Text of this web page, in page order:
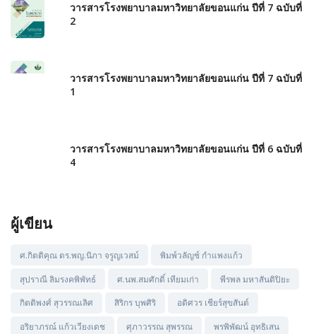
วารสารโรงพยาบาลมหาวิทยาลัยขอนแก่น ปีที่ 7 ฉบับที่
2
วารสารโรงพยาบาลมหาวิทยาลัยขอนแก่น ปีที่ 7 ฉบับที่
1
วารสารโรงพยาบาลมหาวิทยาลัยขอนแก่น ปีที่ 6 ฉบับที่
4
ผู้เขียน
ศ.กิตติคุณ ดร.พญ.นิภา จรูญเวสม์
พิมพ์วลัญช์ กำแพงแก้ว
สุปราณี ลิมรงคพิพัทธ์
ศ.นพ.สมศักดิ์ เทียมเก่า
พีรพล มหาสันติปิยะ
กิตติพงศ์ สุวรรณเลิศ
สิริกร บุพศิริ
อดิศวร เชียร์สุขสันต์
อริยาภรณ์ แก้วเวียงเดช
ศุภาวรรณ สุพรรณ
พรพิพัฒน์ อุทธิเสน